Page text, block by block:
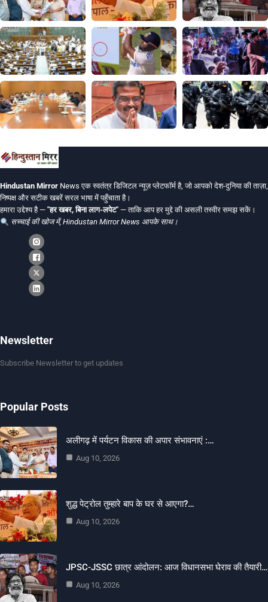
Hindustan Mirror News एक स्वतंत्र डिजिटल न्यूज़ प्लेटफॉर्म है, जो आपको देश-दुनिया की ताज़ा,
निष्पक्ष और सटीक खबरें सरल भाषा में पहुँचाता है।
हमारा उद्देश्य है — "हर खबर, बिना लाग-लपेट" — ताकि आप हर मुद्दे की असली तस्वीर समझ सकें।
सच्चाई की खोज में, Hindustan Mirror News आपके साथ।
Newsletter
Subscribe Newsletter to get updates
Popular Posts
अलीगढ़ में पर्यटन विकास की अपार संभावनाएं :…
Aug 10, 2026
शुद्ध पेट्रोल तुम्हारे बाप के घर से आएगा?…
Aug 10, 2026
JPSC-JSSC छात्र आंदोलन: आज विधानसभा घेराव की तैयारी…
Aug 10, 2026